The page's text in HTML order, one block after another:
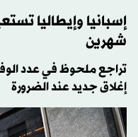
إسبانيا وإيطاليا
شهرين
تراجع ملحوظ في عدد
إغلاق جديد عند الضرورة